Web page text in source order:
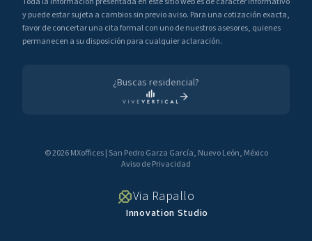
y puede estar sujeta a cambios sin previo aviso. Para una cotización exacta,
favor de concertar una cita formal con uno de nuestros asesores, quienes
permanecen a su disposición para cualquier aclaración.
¿Buscas residencial?
©2026 MXoffices| San Pedro Garza García, Nuevo León, México
Aviso de Privacidad
Via Rapallo
Innovation Studio